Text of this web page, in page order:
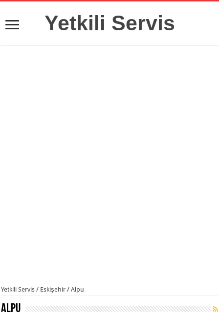
Yetkili Servis
Yetkili Servis / Eskişehir / Alpu
Alpu